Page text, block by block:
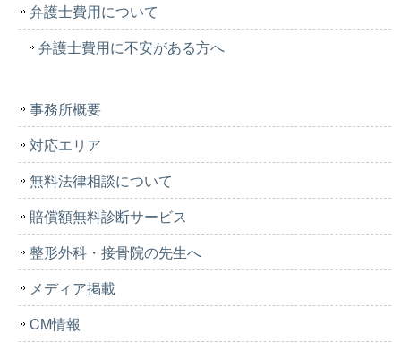
弁護士費用について
弁護士費用に不安がある方へ
事務所概要
対応エリア
無料法律相談について
賠償額無料診断サービス
整形外科・接骨院の先生へ
メディア掲載
CM情報